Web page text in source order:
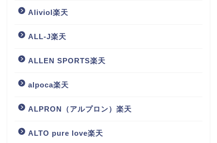
Aliviol楽天
ALL-J楽天
ALLEN SPORTS楽天
alpoca楽天
ALPRON（アルプロン）楽天
ALTO pure love楽天